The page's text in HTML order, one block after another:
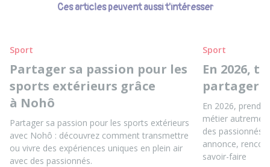
Ces articles peuvent aussi t'intéresser
Sport
Partager sa passion pour les
sports extérieurs grâce
à Nohô
Partager sa passion pour les sports extérieurs
avec Nohô : découvrez comment transmettre
ou vivre des expériences uniques en plein air
avec des passionnés.
Sport
En 2026,
partager
En 2026,
métier
des
annonce,
savoir-faire